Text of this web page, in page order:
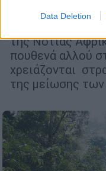
Data Deletion
της Νότιας
πουθενά αλλού
χρειάζονται
της μείωσης